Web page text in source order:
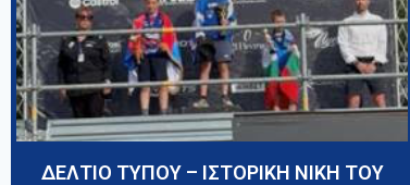
ΔΕΛΤΙΟ ΤΥΠΟΥ – ΙΣΤΟΡΙΚΗ ΝΙΚΗ ΤΟΥ